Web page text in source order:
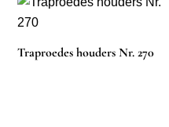
Traproedes houders Nr. 270